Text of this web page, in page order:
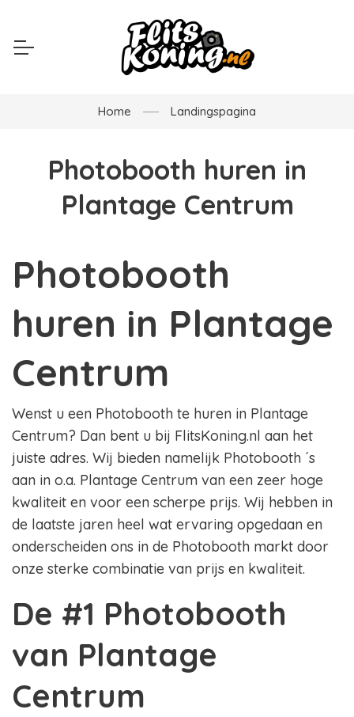
Home Landingspagina
Photobooth huren in
Plantage Centrum
Photobooth
huren in Plantage
Centrum
Wenst u een Photobooth te huren in Plantage
Centrum? Dan bent u bij FlitsKoning.nl aan het
juiste adres. Wij bieden namelijk Photobooth ´s
aan in o.a. Plantage Centrum van een zeer hoge
kwaliteit en voor een scherpe prijs. Wij hebben in
de laatste jaren heel wat ervaring opgedaan en
onderscheiden ons in de Photobooth markt door
onze sterke combinatie van prijs en kwaliteit.
De #1 Photobooth
van Plantage
Centrum